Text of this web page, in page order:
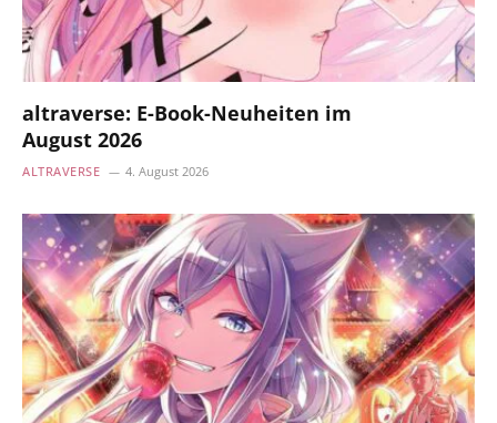
altraverse: E-Book-Neuheiten im
August 2026
ALTRAVERSE 4. August 2026